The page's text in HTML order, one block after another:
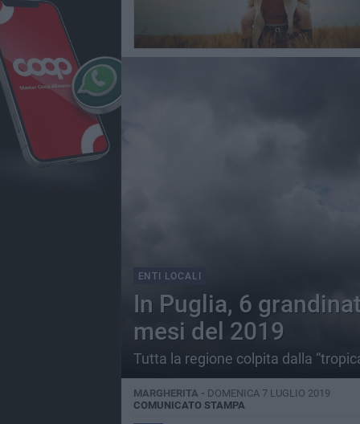
ENTI LOCALI
In Puglia, 6
mesi del 2019
Tutta la regione colpita dalla
MARGHERITA - DOMENICA 7 LUGLIO 2019
COMUNICATO STAMPA